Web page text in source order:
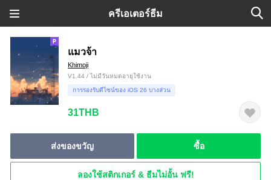
ครีเอเตอร์ธีม
แมวจ้า
Khimoji
V1.44 / ไม่มีวันหมดอายุใช้งาน
การรองรับดีไซน์ของ iOS 26 บางส่วน
31THB
ส่งของขวัญ ซื้อ
ลองใช้สติกเกอร์ & ธีมไม่อั้น ฟรี!